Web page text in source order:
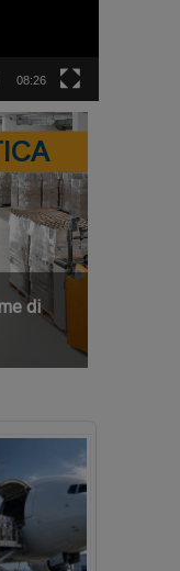
08:26
di